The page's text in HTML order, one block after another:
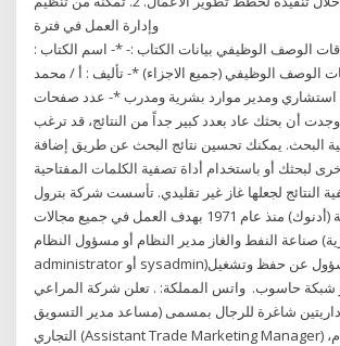
وإدارة العمل في فترة
الوصف الوظيفي بيانات الكتاب :- *- اسم الكتاب :
الوصف الوظيفي (جميع الاجزاء) *- تأليف : أ / محمد
ومدير موارد بشرية ومدرب *- عدد صفحات
: 6244 إذا وجدت أن بحثك عاد بعدد كبير جداً من النتائج، قد ترغب
البحث. يمكنك تحسين نتائج البحث عن طريق إضافة
لبحثك أو باستخدام أداة تصفية الكلمات المفتاحية
النتائج لجعلها غاز غير تقليدي. تأسست شركة بترول
أبوظبي الوطنية (أدنوك) منذ عام 1971 بهدف العمل في جميع مجالات
صناعة النفط والغاز مدير النظام أو مسؤول النظام (بالإنجليزية: system
administrator أو sysadmin)‏ هو الشخص المسؤول عن حفظ وتشغيل
شبكة حاسوب. ︎ واتس المملكة: . تعلن شركة المراعي
شاغرة للرجال بمسمى (مساعد مدير التسويق
التجاري (Assistant Trade Marketing Manager) في كل من (الدمام،